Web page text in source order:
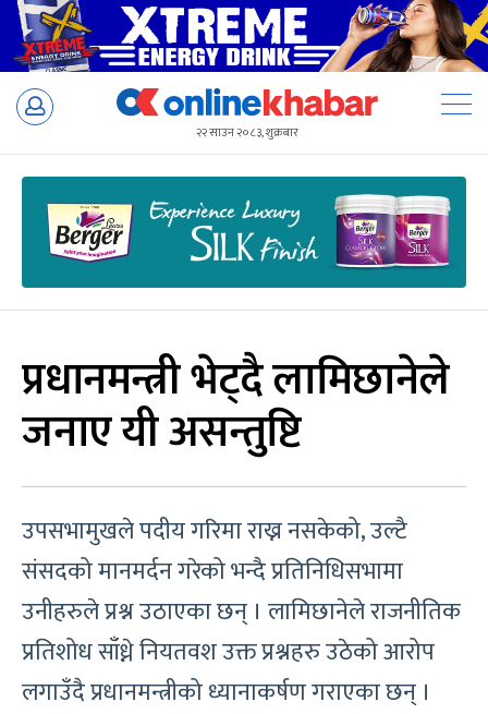
Skip
२२ साउन २०८३, शुक्रबार
प्रधानमन्त्री भेट्दै लामिछानेले
जनाए यी असन्तुष्टि
उपसभामुखले पदीय गरिमा राख्न नसकेको, उल्टै
संसदको मानमर्दन गरेको भन्दै प्रतिनिधिसभामा
उनीहरुले प्रश्न उठाएका छन् । लामिछानेले राजनीतिक
प्रतिशोध साँध्ने नियतवश उक्त प्रश्नहरु उठेको आरोप
लगाउँदै प्रधानमन्त्रीको ध्यानाकर्षण गराएका छन् ।